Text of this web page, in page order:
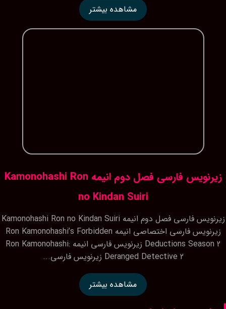
مشاهده بیشتر
زیرنویس فارسی فصل دوم انیمه Kamonohashi Ron
no Kindan Suiri
زیرنویس فارسی فصل دوم انیمه Kamonohashi Ron no Kindan Suiri
زیرنویس فارسی اختصاصی انیمه Ron Kamonohashi’s Forbidden
Deductions Season 2 زیرنویس فارسی انیمه Ron Kamonohashi:
Deranged Detective 2 زیرنویس فارسی...
مشاهده بیشتر